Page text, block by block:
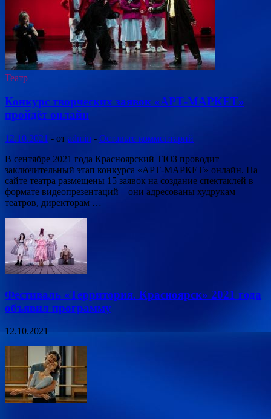
Театр
Конкурс творческих заявок «АРТ-МАРКЕТ»
пройдёт онлайн
12.10.2021 - от admin - Оставьте комментарий
В сентябре 2021 года Красноярский ТЮЗ проводит
заключительный этап конкурса «АРТ-МАРКЕТ» онлайн. На
сайте театра размещены 15 заявок на создание спектаклей в
формате видеопрезентаций – они адресованы худрукам
театров, директорам …
Фестиваль «Территория. Красноярск» 2021 года
объявил программу
12.10.2021